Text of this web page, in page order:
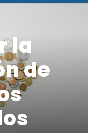
la
de